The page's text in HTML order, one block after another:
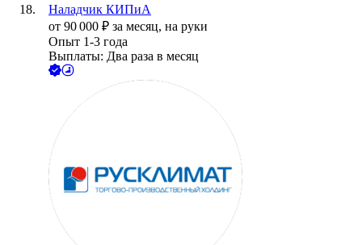
Наладчик КИПиА
от 90 000 ₽ за месяц, на руки
Опыт 1-3 года
Выплаты: Два раза в месяц